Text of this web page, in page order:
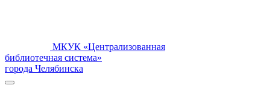
МКУК «Централизованная
библиотечная система»
города Челябинска